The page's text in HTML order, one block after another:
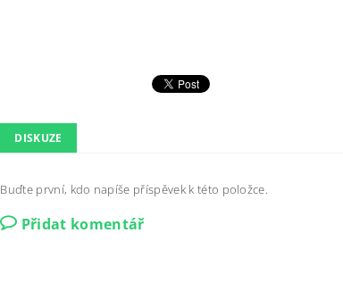
DISKUZE
Buďte první, kdo napíše příspěvek k této položce.
Přidat komentář